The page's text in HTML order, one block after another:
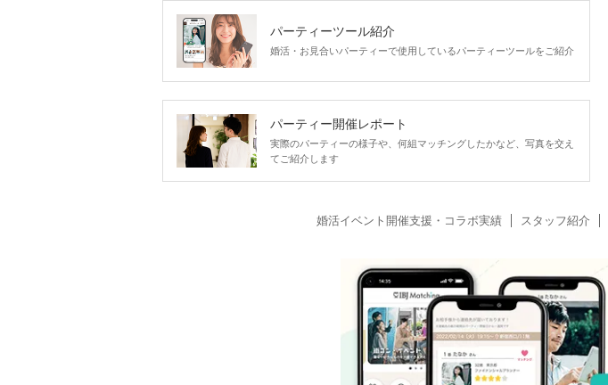
パーティーツール紹介
婚活・お見合いパーティーで使用しているパーティーツールをご紹介
パーティー開催レポート
実際のパーティーの様子や、何組マッチングしたかなど、写真を交え
てご紹介します
婚活イベント開催支援・コラボ実績 スタッフ紹介